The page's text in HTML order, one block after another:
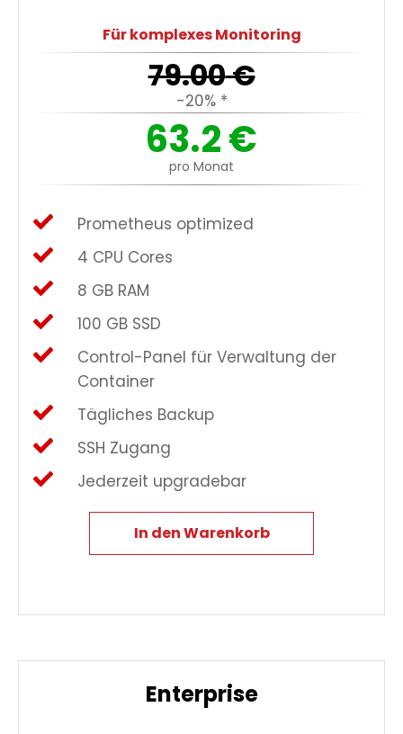
Für komplexes Monitoring
79.00€
-20% *
63.2€
pro Monat
Prometheus optimized
4 CPU Cores
8 GB RAM
100 GB SSD
Control-Panel für Verwaltung der
Container
Tägliches Backup
SSH Zugang
Jederzeit upgradebar
In den Warenkorb
Enterprise